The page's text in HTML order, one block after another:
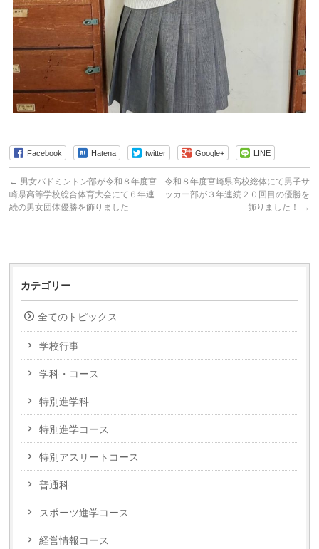
Facebook Hatena twitter Google+ LINE
← 男女バドミントン部が令和８年度宮
崎県高等学校総合体育大会にて６年連
続の男女団体優勝を飾りました
令和８年度宮崎県高校総体にて男子サ
ッカー部が３年連続２０回目の優勝を
飾りました！
→
カテゴリー
全てのトピックス
学校行事
学科・コース
特別進学科
特別進学コース
特別アスリートコース
普通科
スポーツ進学コース
経営情報コース